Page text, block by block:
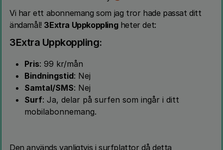
Vi har ett abonnemang som jag tror hade passat ditt
ändamål! 3Extra Uppkopplingheter det:
3Extra Uppkoppling:
Pris: 99 kr/mån
Bindningstid: Nej
Samtal/SMS: Nej
Surf: Ja, delar på surfen som ingår i ditt
mobilabonnemang.
Den används vanligtvis i surfplattor då detta